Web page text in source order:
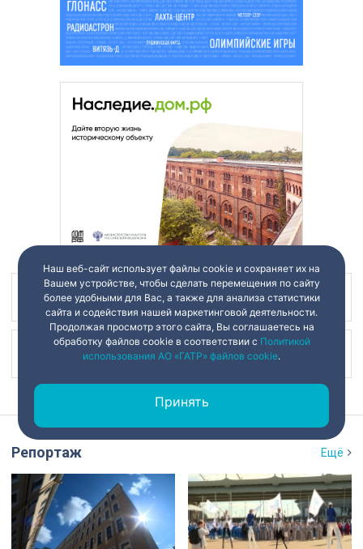
Наш канал в
Наш канал в
Репортаж Ещё
Наш веб-сайт использует файлы cookie и сохраняет их на
Вашем устройстве, чтобы сделать перемещения по сайту
более удобными для Вас, а также для анализа статистики
сайта и содействия нашей маркетинговой деятельности.
Продолжая просмотр этого сайта, Вы соглашаетесь на
обработку файлов cookie в соответствии с Политикой
использования АО «ГАТР» файлов cookie.
Принять